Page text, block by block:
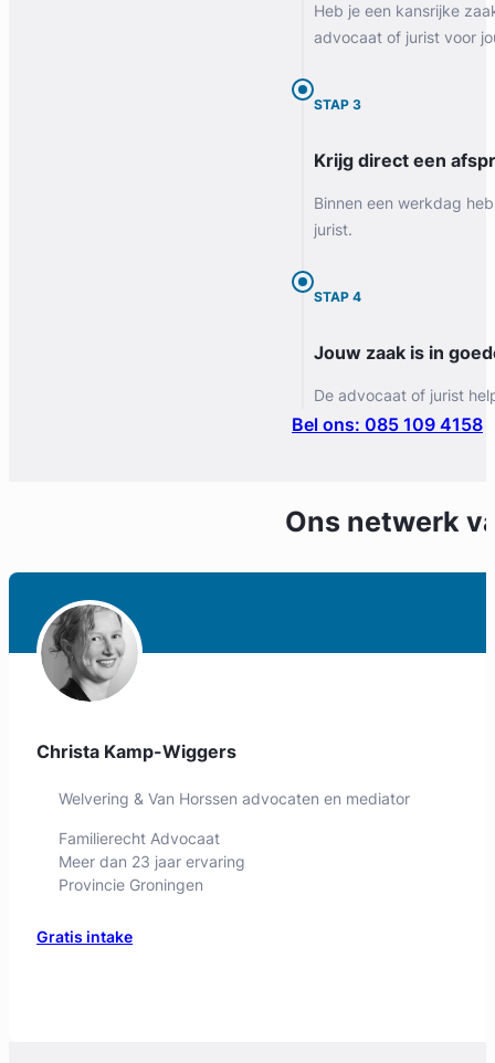
Heb je een kansrijke
advocaat of jurist voor
STAP 3
Krijg direct een
Binnen een werkdag
jurist.
STAP 4
Jouw zaak is in
De advocaat of jurist
Bel ons: 085 109 4158
Ons netwerk